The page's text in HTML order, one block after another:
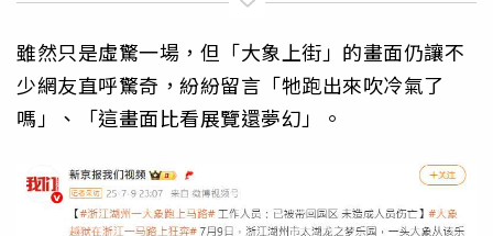
雖然只是虛驚一場，但「大象上街」的畫面仍讓不
少網友直呼驚奇，紛紛留言「牠跑出來吹冷氣了
嗎」、「這畫面比看展覽還夢幻」。